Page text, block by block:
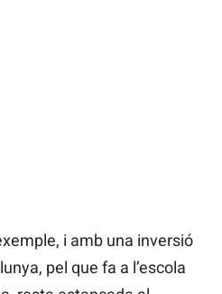
i amb una inversió
pel que fa a l’escola